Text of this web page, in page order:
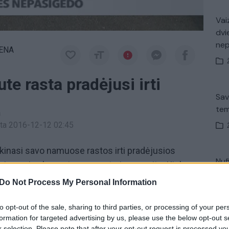
Do Not Process My Personal Information
opt-out of the sale, sharing to third parties, or processing of your
for targeted advertising by us, please use the below opt-out
rasta pradėjusi irti
2016-12-12 02:45
savo namuose rastos irti pradėjusios
sako moters nematę jau savaitę. Kiek
kūnas pragulėjo bute atsakys ekspertai.